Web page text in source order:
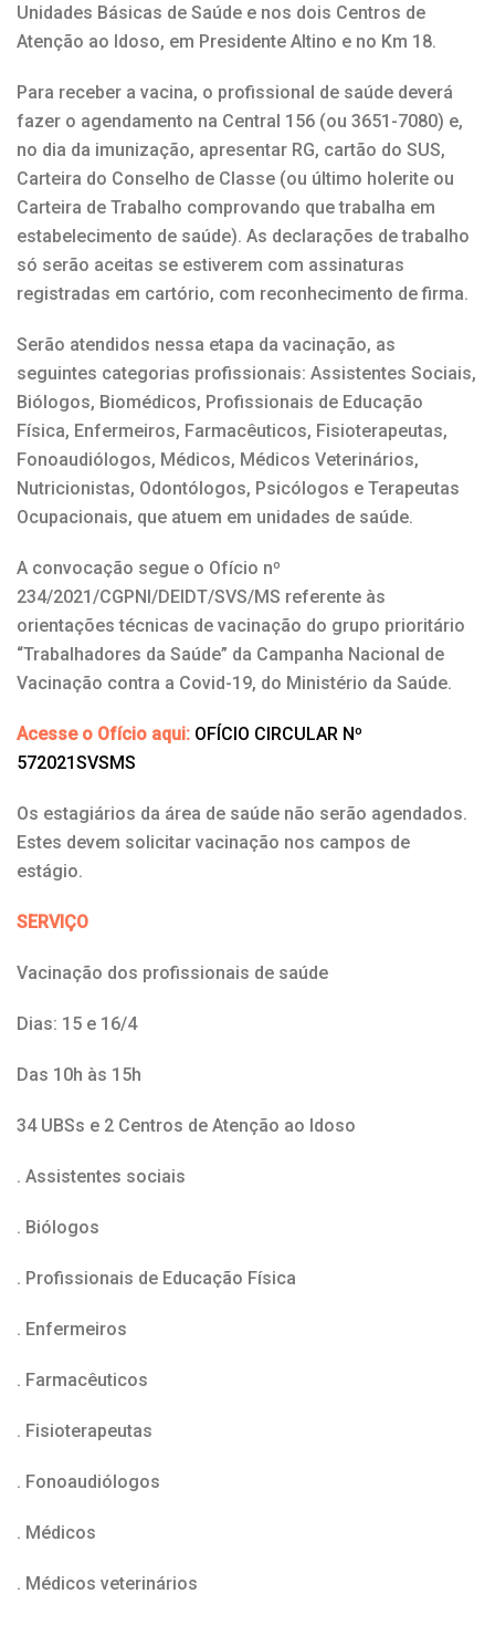
Unidades Básicas de Saúde e nos dois Centros de
Atenção ao Idoso, em Presidente Altino e no Km 18.
Para receber a vacina, o profissional de saúde deverá
fazer o agendamento na Central 156 (ou 3651-7080) e,
no dia da imunização, apresentar RG, cartão do SUS,
Carteira do Conselho de Classe (ou último holerite ou
Carteira de Trabalho comprovando que trabalha em
estabelecimento de saúde). As declarações de trabalho
só serão aceitas se estiverem com assinaturas
registradas em cartório, com reconhecimento de firma.
Serão atendidos nessa etapa da vacinação, as
seguintes categorias profissionais: Assistentes Sociais,
Biólogos, Biomédicos, Profissionais de Educação
Física, Enfermeiros, Farmacêuticos, Fisioterapeutas,
Fonoaudiólogos, Médicos, Médicos Veterinários,
Nutricionistas, Odontólogos, Psicólogos e Terapeutas
Ocupacionais, que atuem em unidades de saúde.
A convocação segue o Ofício nº
234/2021/CGPNI/DEIDT/SVS/MS referente às
orientações técnicas de vacinação do grupo prioritário
“Trabalhadores da Saúde” da Campanha Nacional de
Vacinação contra a Covid-19, do Ministério da Saúde.
Acesse o Ofício aqui: OFÍCIO CIRCULAR Nº
572021SVSMS
Os estagiários da área de saúde não serão agendados.
Estes devem solicitar vacinação nos campos de
estágio.
SERVIÇO
Vacinação dos profissionais de saúde
Dias: 15 e 16/4
Das 10h às 15h
34 UBSs e 2 Centros de Atenção ao Idoso
. Assistentes sociais
. Biólogos
. Profissionais de Educação Física
. Enfermeiros
. Farmacêuticos
. Fisioterapeutas
. Fonoaudiólogos
. Médicos
. Médicos veterinários